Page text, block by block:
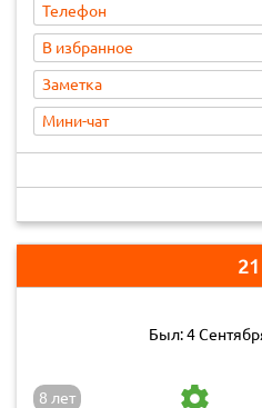
Телефон
В избранное
Заметка
Мини-чат
21
Был: 4
8 лет